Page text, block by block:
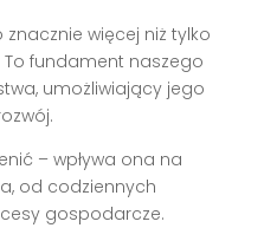
więcej niż tylko
fundament naszego
umożliwiający jego
– wpływa ona na
od codziennych
gospodarcze.